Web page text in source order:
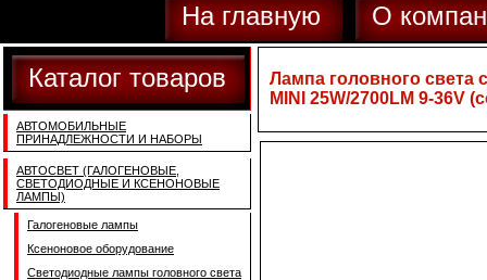
На главную О
Каталог товаров
АВТОМОБИЛЬНЫЕ
ПРИНАДЛЕЖНОСТИ И НАБОРЫ
АВТОСВЕТ (ГАЛОГЕНОВЫЕ,
СВЕТОДИОДНЫЕ И КСЕНОНОВЫЕ
ЛАМПЫ)
Галогеновые лампы
Ксеноновое оборудование
Светодиодные лампы головного света
Лампа головного света
MINI 25W/2700LM 9-36V